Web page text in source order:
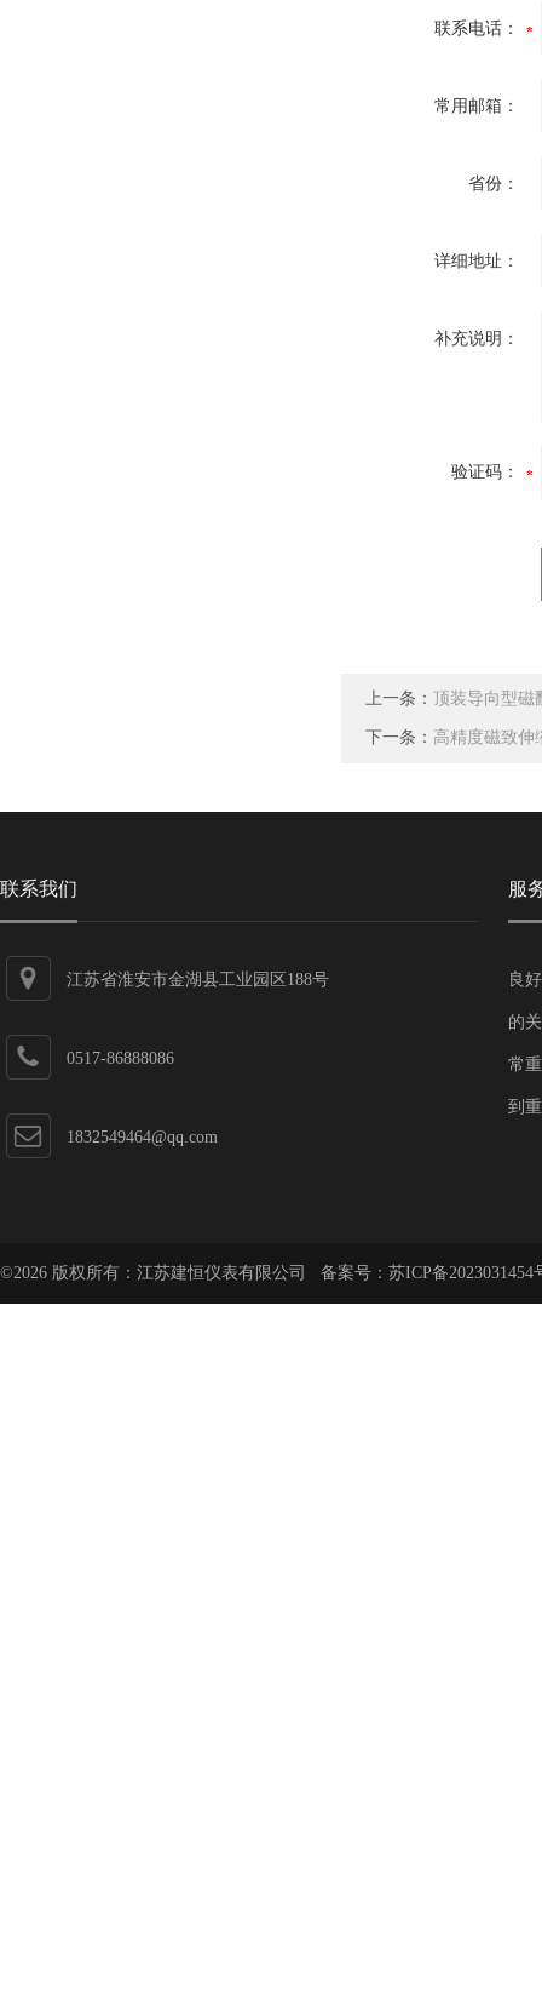
联系电话：
常用邮箱：
省份：
详细地址：
补充说明：
验证码：
上一条： 顶装导向型磁
下一条： 高精度磁致伸
联系我们
江苏省淮安市金湖县工业园区188号
0517-86888086
1832549464@qq.com
服
良
的
常
到
©2026 版权所有：江苏建恒仪表有限公司 备案号： 苏ICP备2023031454